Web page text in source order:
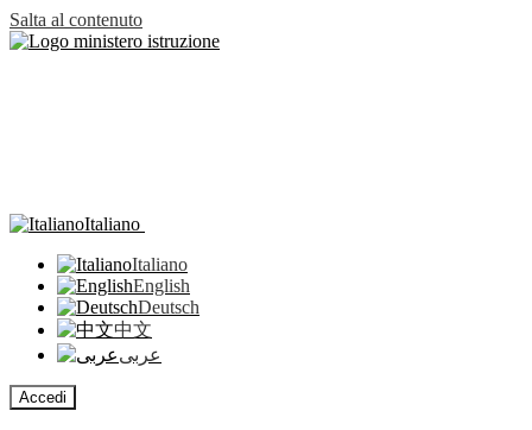
Salta al contenuto
Italiano
Italiano
English
Deutsch
中文
عربى
Accedi